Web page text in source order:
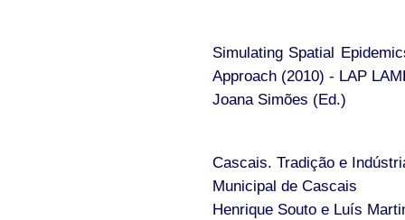
Simulating Spatial
Approach (2010) - LAP
Joana Simões (Ed.)
Cascais. Tradição e
Municipal de Cascais
Henrique Souto e Luís